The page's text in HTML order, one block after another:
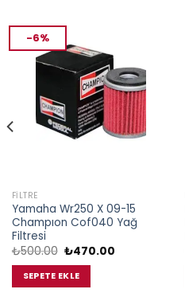
-6%
FILTRE
Yamaha Wr250 X 09-15
Champıon Cof040 Yağ
Filtresi
₺500.00 Orijinal
₺500.00.
₺470.00Şu
SEPETE EKLE